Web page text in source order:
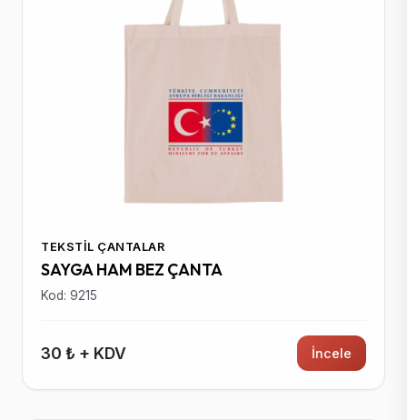
TEKSTIL ÇANTALAR
SAYGA HAM BEZ ÇANTA
Kod: 9215
30 ₺ + KDV İncele